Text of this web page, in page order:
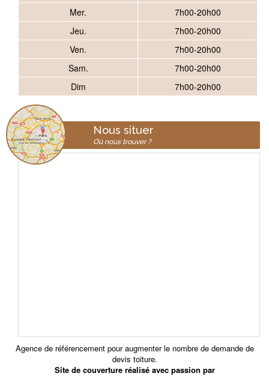
Mer.
7h00-20h00
Jeu.
7h00-20h00
Ven.
7h00-20h00
Sam.
7h00-20h00
Dim
7h00-20h00
Nous situer
Où nous trouver ?
Agence de référencement pour augmenter le nombre de demande de
devis toiture.
Site de couverture réalisé avec passion par